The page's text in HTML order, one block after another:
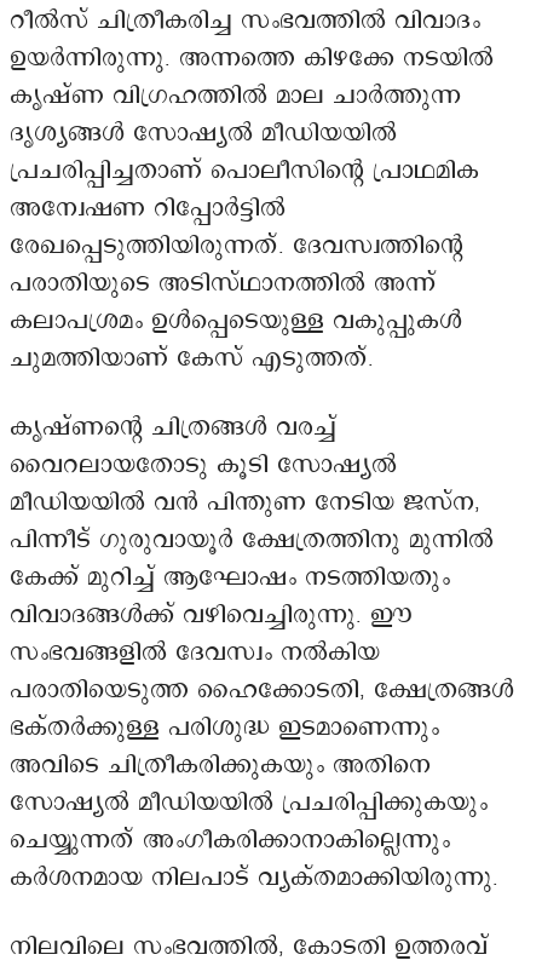
റീൽസ് ചിത്രീകരിച്ച സംഭവത്തിൽ വിവാദം
ഉയർന്നിരുന്നു. അന്നത്തെ കിഴക്കേ നടയിൽ
കൃഷ്ണ വിഗ്രഹത്തിൽ മാല ചാർത്തുന്ന
ദൃശ്യങ്ങൾ സോഷ്യൽ മീഡിയയിൽ
പ്രചരിപ്പിച്ചതാണ് പൊലീസിന്റെ പ്രാഥമിക
അന്വേഷണ റിപ്പോർട്ടിൽ
രേഖപ്പെടുത്തിയിരുന്നത്. ദേവസ്വത്തിന്റെ
പരാതിയുടെ അടിസ്ഥാനത്തിൽ അന്ന്
കലാപശ്രമം ഉൾപ്പെടെയുള്ള വകുപ്പുകൾ
ചുമത്തിയാണ് കേസ് എടുത്തത്.
കൃഷ്ണന്റെ ചിത്രങ്ങൾ വരച്ച്
വൈറലായതോടു കൂടി സോഷ്യൽ
മീഡിയയിൽ വൻ പിന്തുണ നേടിയ ജസ്ന,
പിന്നീട് ഗുരുവായൂർ ക്ഷേത്രത്തിനു മുന്നിൽ
കേക്ക് മുറിച്ച് ആഘോഷം നടത്തിയതും
വിവാദങ്ങൾക്ക് വഴിവെച്ചിരുന്നു. ഈ
സംഭവങ്ങളിൽ ദേവസ്വം നൽകിയ
പരാതിയെടുത്ത ഹൈക്കോടതി, ക്ഷേത്രങ്ങൾ
ഭക്തർക്കുള്ള പരിശുദ്ധ ഇടമാണെന്നും
അവിടെ ചിത്രീകരിക്കുകയും അതിനെ
സോഷ്യൽ മീഡിയയിൽ പ്രചരിപ്പിക്കുകയും
ചെയ്യുന്നത് അംഗീകരിക്കാനാകില്ലെന്നും
കർശനമായ നിലപാട് വ്യക്തമാക്കിയിരുന്നു.
നിലവിലെ സംഭവത്തിൽ, കോടതി ഉത്തരവ്